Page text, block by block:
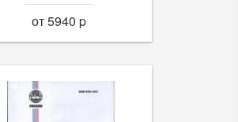
от 5940 p